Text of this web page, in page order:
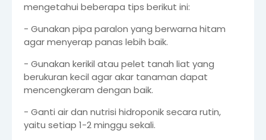
mengetahui beberapa tips berikut ini:
- Gunakan pipa paralon yang berwarna hitam
agar menyerap panas lebih baik.
- Gunakan kerikil atau pelet tanah liat yang
berukuran kecil agar akar tanaman dapat
mencengkeram dengan baik.
- Ganti air dan nutrisi hidroponik secara rutin,
yaitu setiap 1-2 minggu sekali.